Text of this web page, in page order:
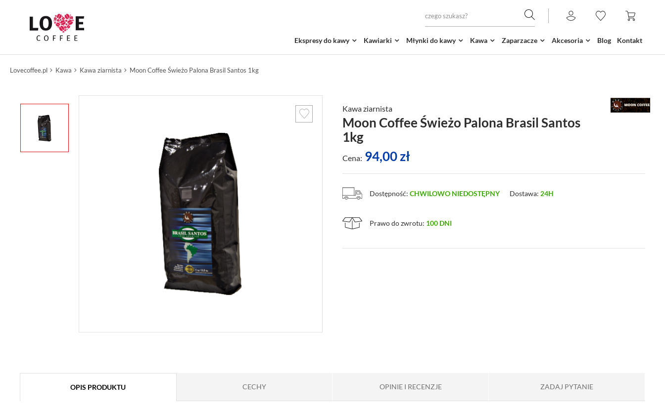
Ekspresy do kawy Kawiarki Młynki do kawy Kawa Zaparzacze Akcesoria Blog Kontakt
Lovecoffee.pl Kawa Kawa ziarnista Moon Coffee Świeżo Palona Brasil Santos 1kg
Kawa ziarnista
Moon Coffee Świeżo Palona Brasil Santos
1kg
Cena: 94,00zł
Dostępność: CHWILOWO NIEDOSTĘPNY Dostawa: 24H
Prawo do zwrotu: 100 DNI
OPIS PRODUKTU CECHY OPINIE I RECENZJE ZADAJ PYTANIE